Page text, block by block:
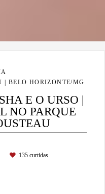
| BELO HORIZONTE/MG
E O URSO |
NO PARQUE
135curtidas